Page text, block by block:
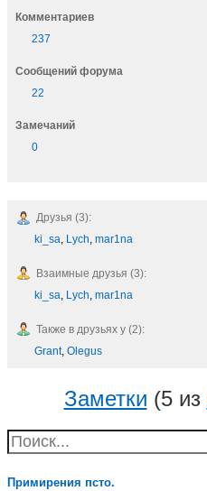
Комментариев
237
Cообщений форума
22
Замечаний
0
Друзья (3):
ki_sa Lych mar1na
Взаимные друзья (3):
ki_sa Lych mar1na
Также в друзьях у (2):
Grant, Olegus
Заметки (5 из
Примирения псто.